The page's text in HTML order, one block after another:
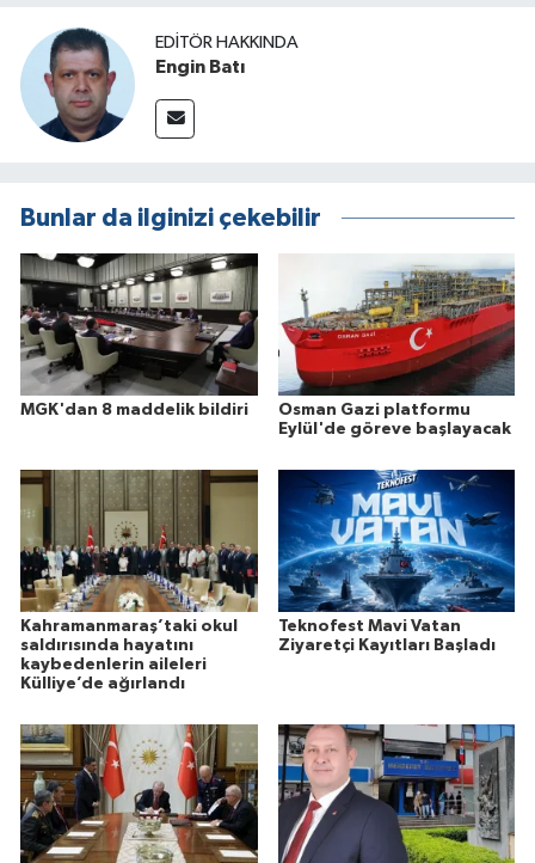
EDITÖR HAKKINDA
Engin Batı
Bunlar da ilginizi çekebilir
MGK'dan 8 maddelik bildiri
Osman Gazi platformu
Eylül'de göreve başlayacak
Kahramanmaraş’taki okul
saldırısında hayatını
kaybedenlerin aileleri
Külliye’de ağırlandı
Teknofest Mavi Vatan
Ziyaretçi Kayıtları Başladı